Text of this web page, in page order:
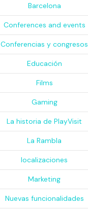
Barcelona
Conferences and events
Conferencias y congresos
Educación
Films
Gaming
La historia de PlayVisit
La Rambla
localizaciones
Marketing
Nuevas funcionalidades